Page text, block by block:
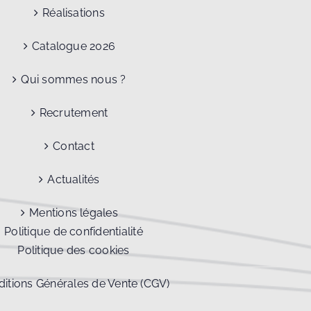
Réalisations
Catalogue 2026
Qui sommes nous ?
Recrutement
Contact
Actualités
Mentions légales
Politique de confidentialité
Politique des cookies
Générales de Vente (CGV)